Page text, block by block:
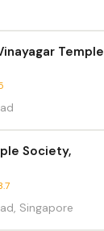
Temple
Society,
Singapore